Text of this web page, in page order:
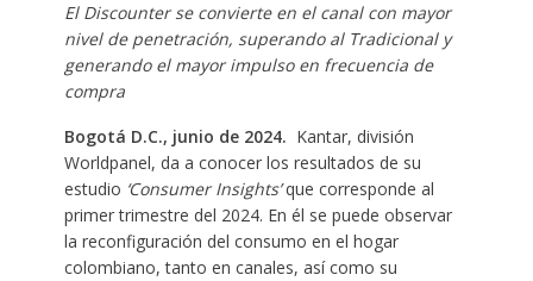
El Discounter se convierte en el canal con mayor
nivel de penetración, superando al Tradicional y
generando el mayor impulso en frecuencia de
compra
Bogotá D.C., junio de 2024. Kantar, división
Worldpanel, da a conocer los resultados de su
estudio ‘Consumer Insights’que corresponde al
primer trimestre del 2024. En él se puede observar
la reconfiguración del consumo en el hogar
colombiano, tanto en canales, así como su